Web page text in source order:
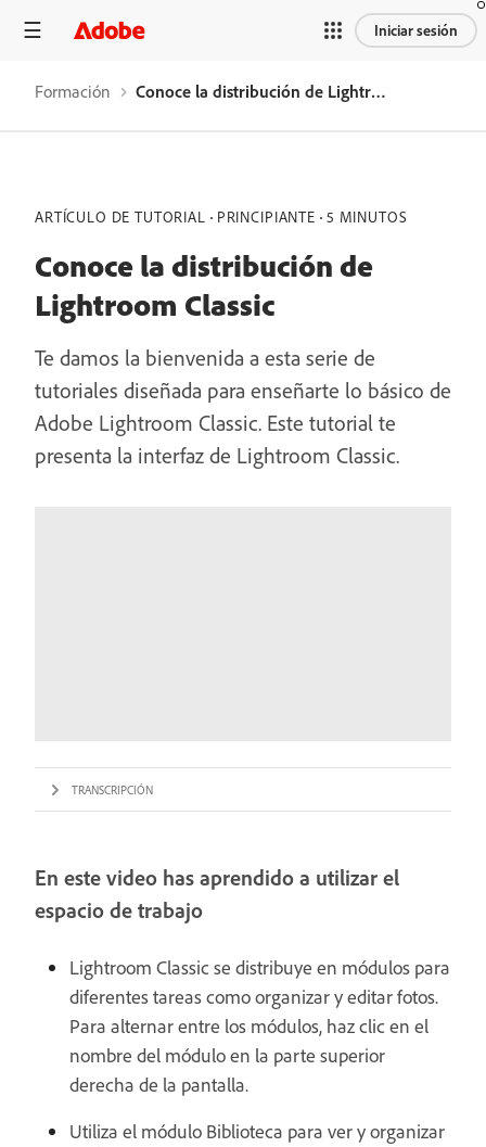
Iniciar sesión
Formación Conoce la distribución de Lightroom Classic
ARTÍCULO DE TUTORIAL PRINCIPIANTE 5 MINUTOS
Conoce la distribución de
Lightroom Classic
Te damos la bienvenida a esta serie de
tutoriales diseñada para enseñarte lo básico de
Adobe Lightroom Classic. Este tutorial te
presenta la interfaz de Lightroom Classic.
TRANSCRIPCIÓN
En este video has aprendido a utilizar el
espacio de trabajo
Lightroom Classic se distribuye en módulos para
diferentes tareas como organizar y editar fotos.
Para alternar entre los módulos, haz clic en el
nombre del módulo en la parte superior
derecha de la pantalla.
Utiliza el módulo Biblioteca para ver y organizar